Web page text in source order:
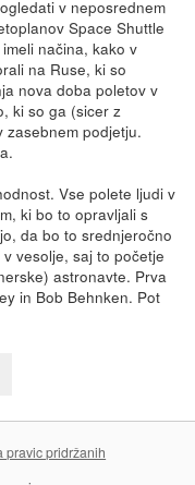
v neposrednem
Space Shuttle
načina, kako v
na Ruse, ki so
nova doba poletov v
ki so ga (sicer z
zasebnem podjetju.
Vse polete ljudi v
ki bo to opravljali s
da bo to srednjeročno
vesolje, saj to početje
astronavte. Prva
in Bob Behnken. Pot
pravic pridržanih